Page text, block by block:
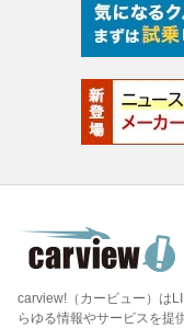
carview!（カービュー）は
らゆる情報やサービスを提